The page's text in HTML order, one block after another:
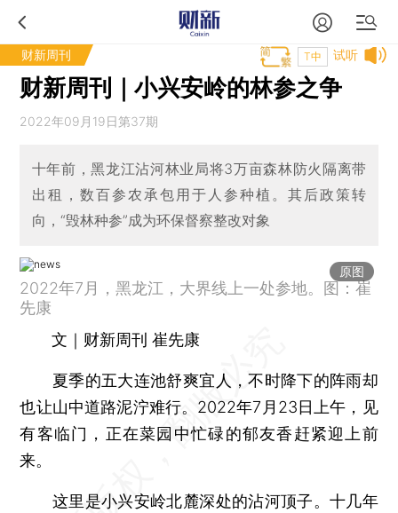
财新周刊 试听
T中
财新周刊｜小兴安岭的林参之争
2022年09月19日第37期
十年前，黑龙江沾河林业局将3万亩森林防火隔离带
出租，数百参农承包用于人参种植。其后政策转
向，“毁林种参”成为环保督察整改对象
原图
2022年7月，黑龙江，大界线上一处参地。图：崔
先康
文｜财新周刊 崔先康
夏季的五大连池舒爽宜人，不时降下的阵雨却
也让山中道路泥泞难行。2022年7月23日上午，见
有客临门，正在菜园中忙碌的郁友香赶紧迎上前
来。
这里是小兴安岭北麓深处的沾河顶子。十几年